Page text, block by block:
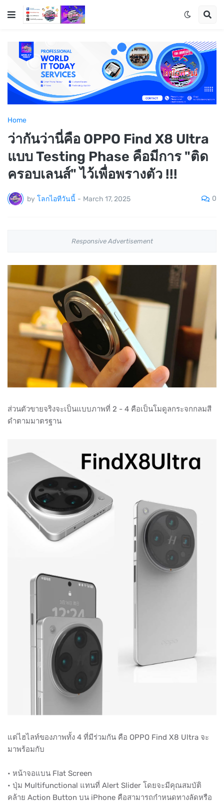
Home
ว่ากันว่านี่คือ OPPO Find X8 Ultra
แบบ Testing Phase คือมีการ "ติด
ครอบเลนส์" ไว้เพื่อพรางตัว !!!
by โลกไอทีวันนี้ - March 17, 2025 0
Responsive Advertisement
ส่วนตัวขายจริงจะเป็นแบบภาพที่ 2 - 4 คือเป็นโมดูลกระจกกลมสี
ดำตามมาตรฐาน
แต่ไฮไลท์ของภาพทั้ง 4 ที่มีร่วมกัน คือ OPPO Find X8 Ultra จะ
มาพร้อมกับ
• หน้าจอแบน Flat Screen
• ปุ่ม Multifunctional แทนที่ Alert Slider โดยจะมีคุณสมบัติ
คล้าย Action Button บน iPhone คือสามารถกำหนดทางลัดหรือ